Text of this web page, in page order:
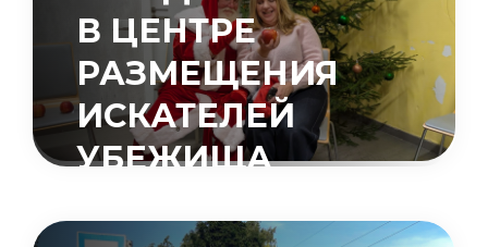
В ЦЕНТРЕ
РАЗМЕЩЕНИЯ
ИСКАТЕЛЕЙ
УБЕЖИЩА
15.05.2026.